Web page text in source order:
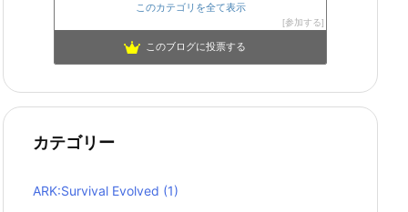
このカテゴリを全て表示
参加する
このブログに投票する
カテゴリー
ARK:Survival Evolved (1)